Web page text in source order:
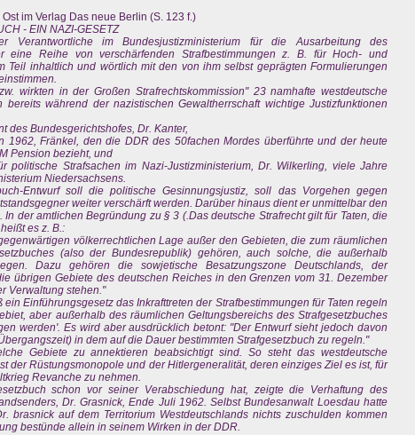
im Verlag Das neue Berlin (S. 123 f.)
- EIN NAZI-GESETZ
Verantwortliche im Bundesjustizministerium für die Ausarbeitung des
eine Reihe von verschärfenden Strafbestimmungen z. B. für Hoch- und
Teil inhaltlich und wörtlich mit den von ihm selbst geprägten Formulierungen
wirkten in der Großen Strafrechtskommission" 23 namhafte westdeutsche
während der nazistischen Gewaltherrschaft wichtige Justizfunktionen
des Bundesgerichtshofes, Dr. Kanter,
1962, Fränkel, den die DDR des 50fachen Mordes überführte und der heute
Pension bezieht, und
politische Strafsachen im Nazi-Justizministerium, Dr. Wilkerling, viele Jahre
Niedersachsens.
Entwurf soll die politische Gesinnungsjustiz, soll das Vorgehen gegen
weiter verschärft werden. Darüber hinaus dient er unmittelbar den
der amtlichen Begründung zu § 3 (.Das deutsche Strafrecht gilt für Taten, die
es z. B.:
völkerrechtlichen Lage außer den Gebieten, die zum räumlichen
(also der Bundesrepublik) gehören, auch solche, die außerhalb
Dazu gehören die sowjetische Besatzungszone Deutschlands, der
übrigen Gebiete des deutschen Reiches in den Grenzen vom 31. Dezember
Verwaltung stehen."
ein Einführungsgesetz das Inkrafttreten der Strafbestimmungen für Taten regeln
aber außerhalb des räumlichen Geltungsbereichs des Strafgesetzbuches
werden'. Es wird aber ausdrücklich betont: "Der Entwurf sieht jedoch davon
in dem auf die Dauer bestimmten Strafgesetzbuch zu regeln."
Gebiete zu annektieren beabsichtigt sind. So steht das westdeutsche
der Rüstungsmonopole und der Hitlergeneralität, deren einziges Ziel es ist, für
Revanche zu nehmen.
schon vor seiner Verabschiedung hat, zeigte die Verhaftung des
Dr. Grasnick, Ende Juli 1962. Selbst Bundesanwalt Loesdau hatte
brasnick auf dem Territorium Westdeutschlands nichts zuschulden kommen
bestünde allein in seinem Wirken in der DDR.